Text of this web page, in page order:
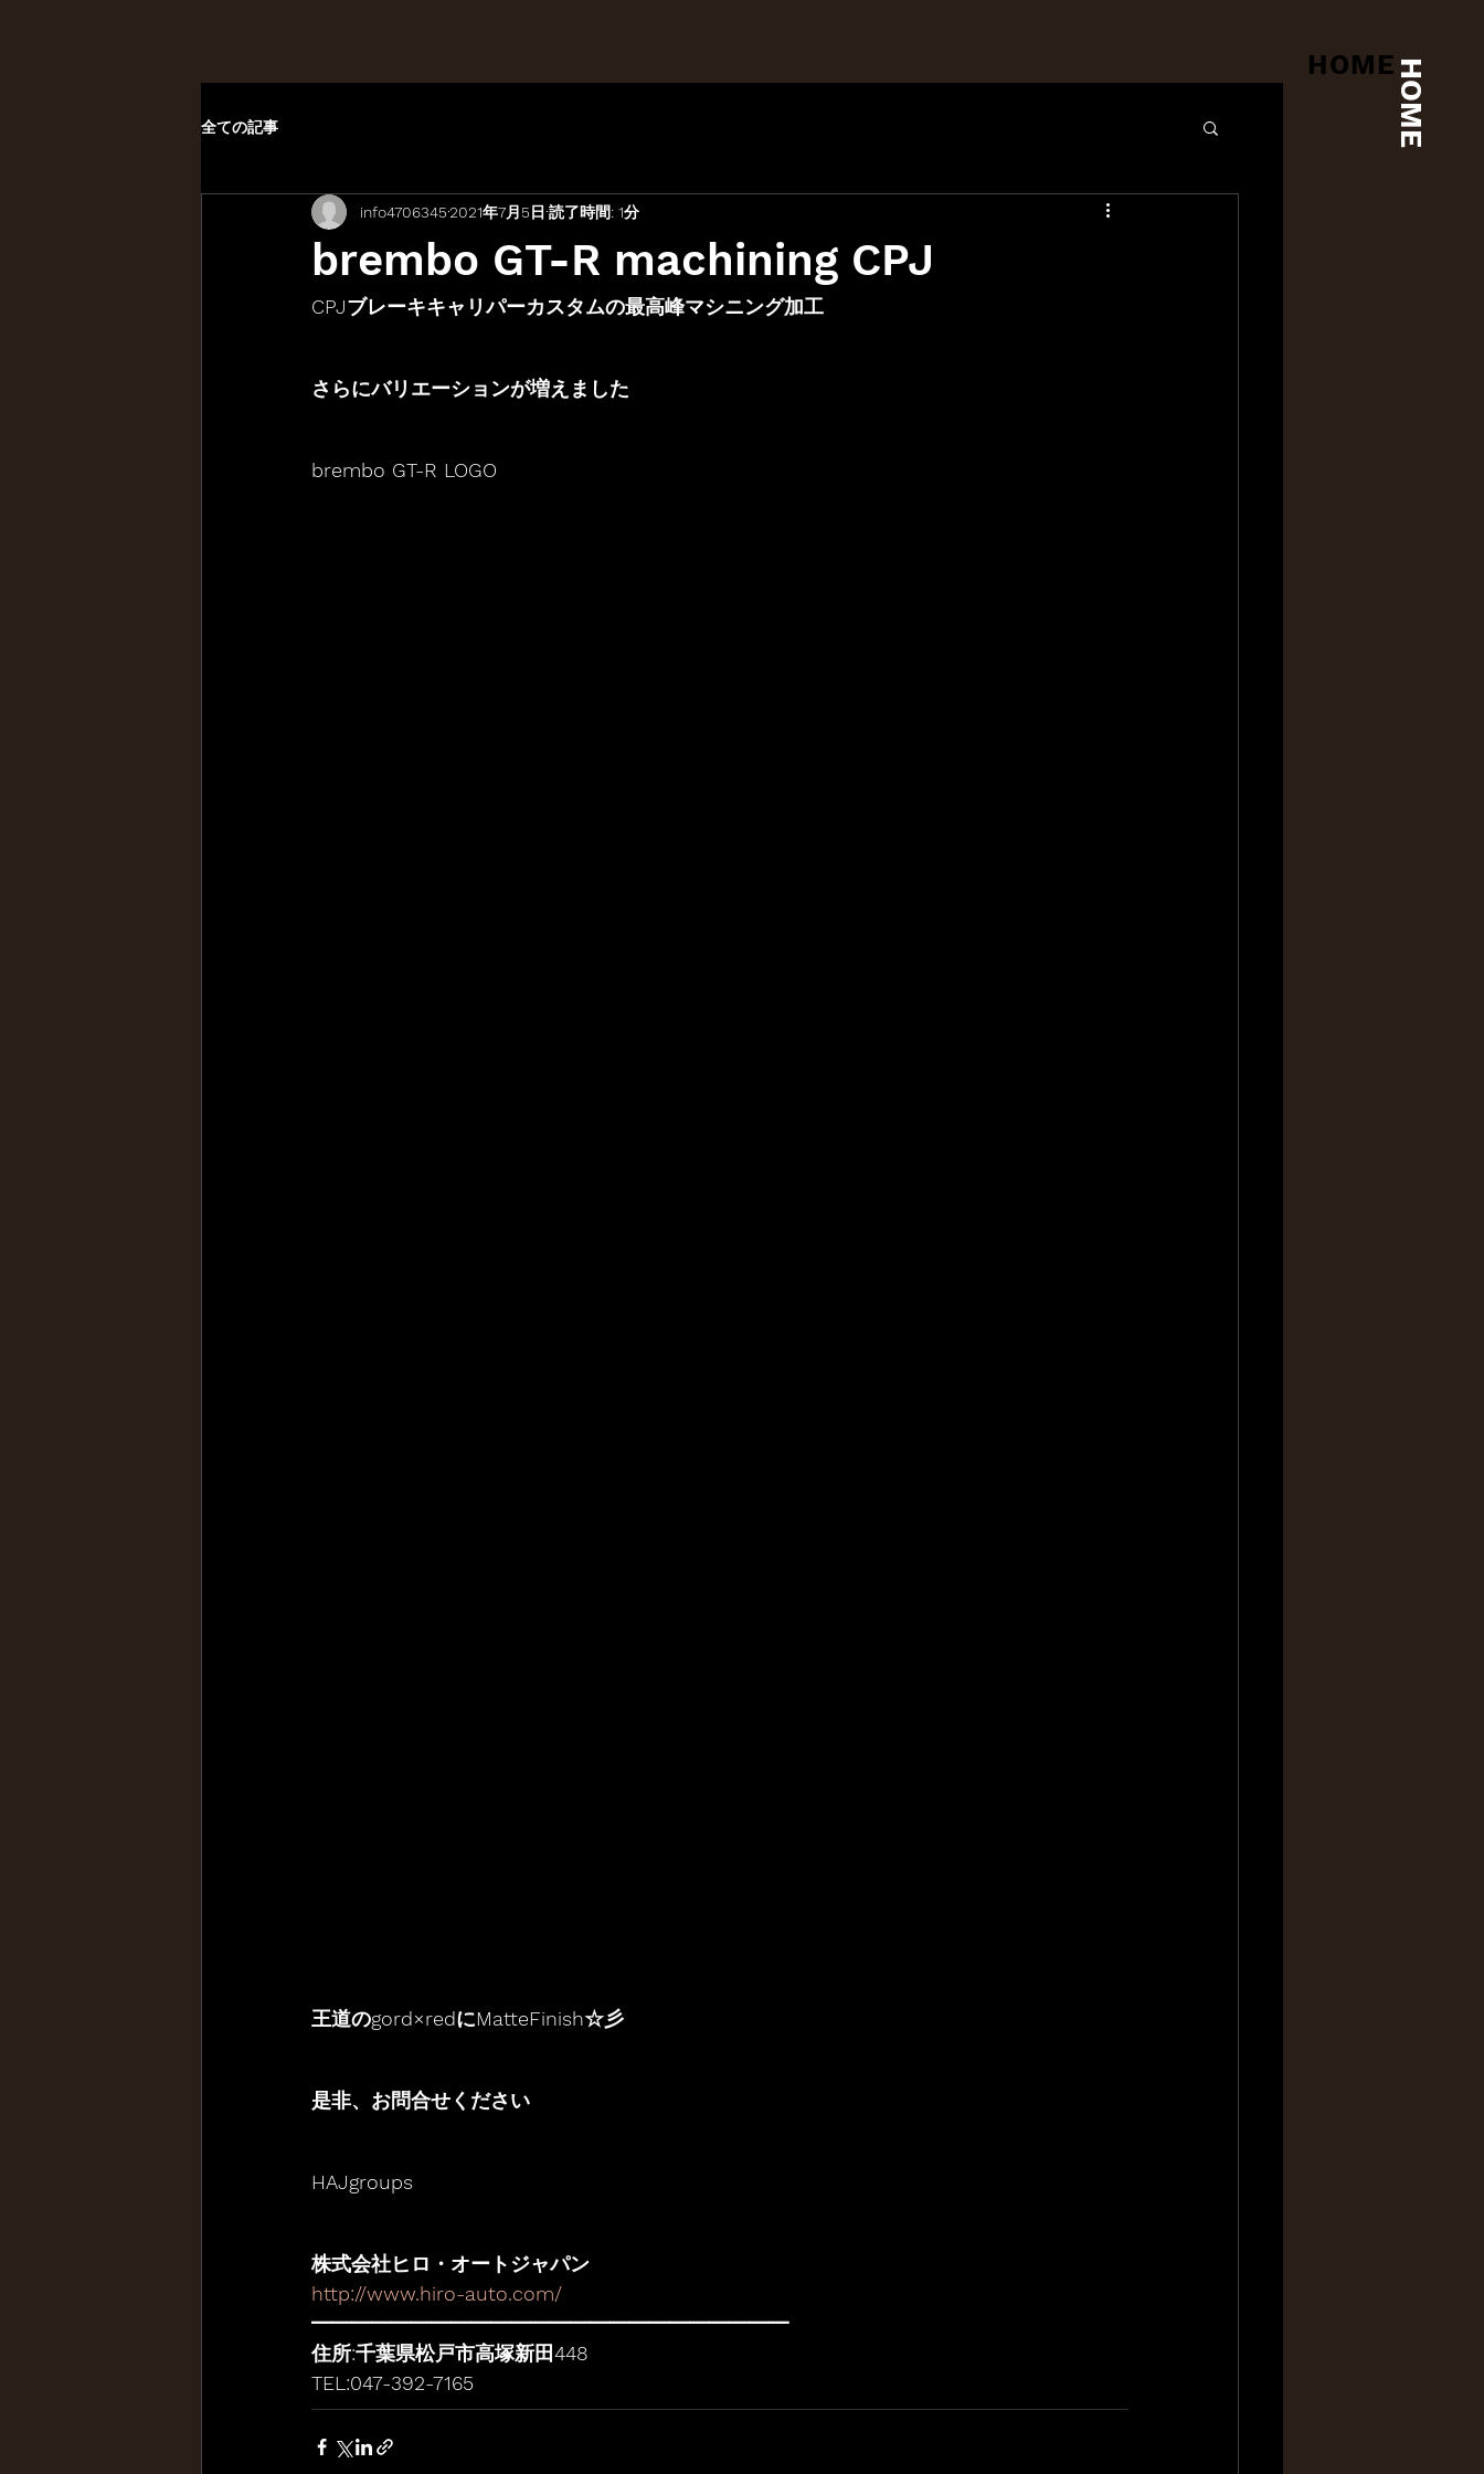
HOMEHOME
全ての記事
brembo GT-R machining CPJ
info47063452021年7月5日 読了時間: 1分
CPJブレーキキャリパーカスタムの最高峰マシニング加工
さらにバリエーションが増えました
brembo GT-R LOGO
王道のgord×redにMatteFinish☆彡
是非、お問合せください
HAJgroups
株式会社ヒロ・オートジャパン
http://www.hiro-auto.com/
━━━━━━━━━━━━━━━━━━━━━━━━
住所:千葉県松戸市高塚新田448
TEL:047-392-7165